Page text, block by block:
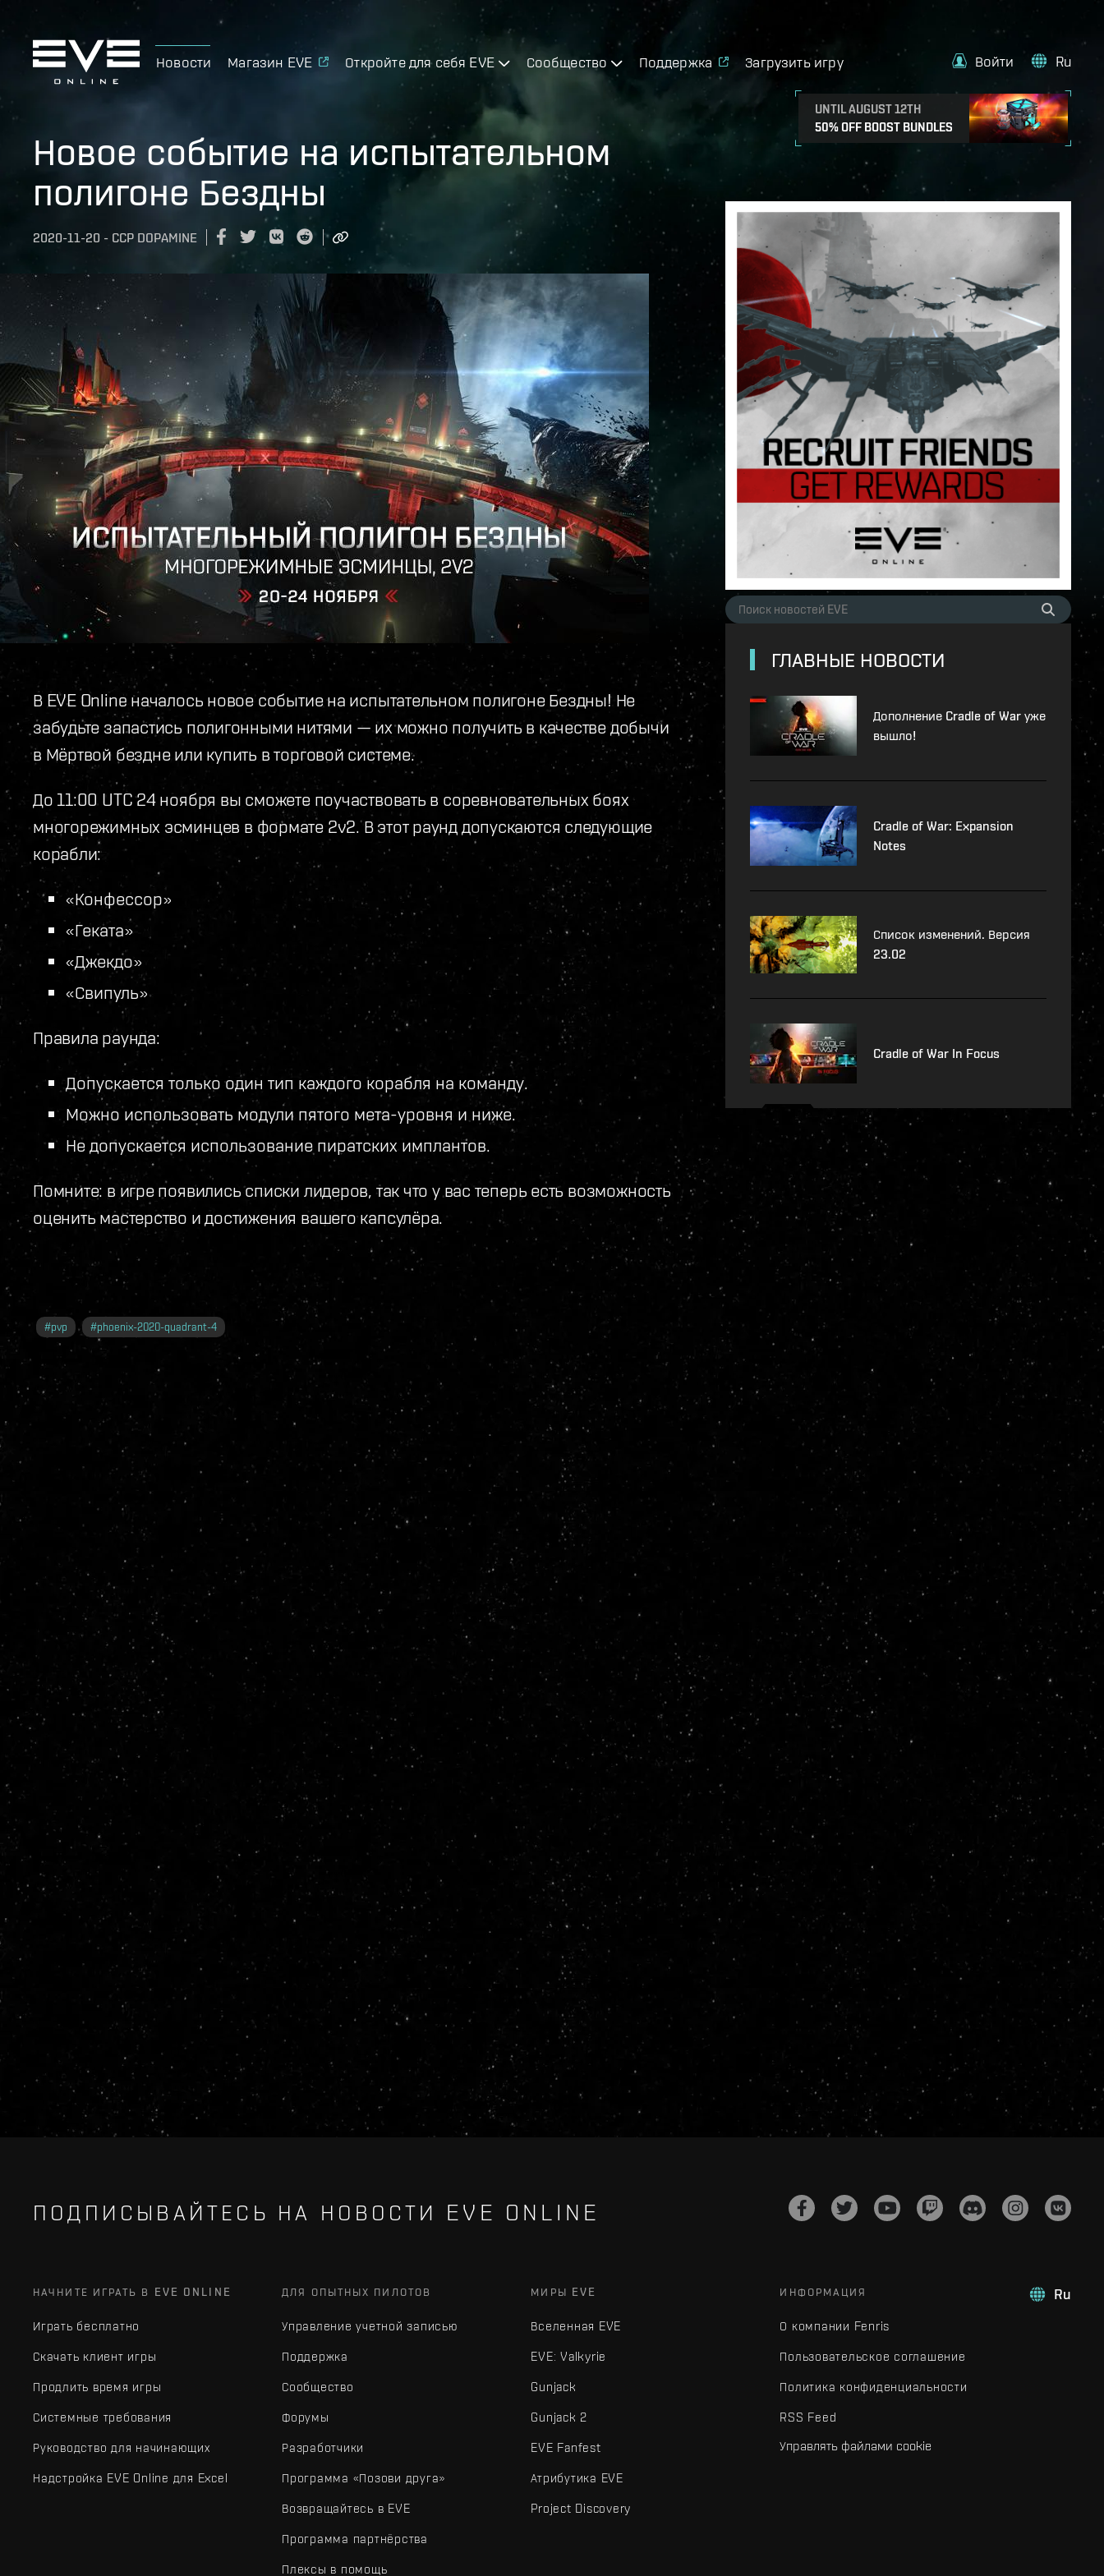
Новости Магазин EVE Откройте для себя EVE Сообщество Поддержка Загрузить игру
UNTIL AUGUST 12TH
50% OFF BOOST BUNDLES
Войти Ru
Новое событие на испытательном
полигоне Бездны
2020-11-20 - CCP DOPAMINE
В EVE Online началось новое событие на испытательном полигоне Бездны! Не
забудьте запастись полигонными нитями — их можно получить в качестве добычи
в Мёртвой бездне или купить в торговой системе.
До 11:00 UTC 24 ноября вы сможете поучаствовать в соревновательных боях
многорежимных эсминцев в формате 2v2. В этот раунд допускаются следующие
корабли:
«Конфессор»
«Геката»
«Джекдо»
«Свипуль»
Правила раунда:
Допускается только один тип каждого корабля на команду.
Можно использовать модули пятого мета-уровня и ниже.
Не допускается использование пиратских имплантов.
Помните: в игре появились списки лидеров, так что у вас теперь есть возможность
оценить мастерство и достижения вашего капсулёра.
#pvp #phoenix-2020-quadrant-4
ГЛАВНЫЕ НОВОСТИ
Дополнение Cradle of War уже
вышло!
Cradle of War: Expansion
Notes
Список изменений. Версия
23.02
Cradle of War In Focus
ПОДПИСЫВАЙТЕСЬ НА НОВОСТИ EVE ONLINE
Ru
НАЧНИТЕ ИГРАТЬ В EVE ONLINE
Играть бесплатно
Скачать клиент игры
Продлить время игры
Системные требования
Руководство для начинающих
Надстройка EVE Online для Excel
ДЛЯ ОПЫТНЫХ ПИЛОТОВ
Управление учетной записью
Поддержка
Сообщество
Форумы
Разработчики
Программа «Позови друга»
Возвращайтесь в EVE
Программа партнёрства
Плексы в помощь
МИРЫ EVE
Вселенная EVE
EVE: Valkyrie
Gunjack
Gunjack 2
EVE Fanfest
Атрибутика EVE
Project Discovery
ИНФОРМАЦИЯ
О компании Fenris
Пользовательское соглашение
Политика конфиденциальности
RSS Feed
Управлять файлами cookie